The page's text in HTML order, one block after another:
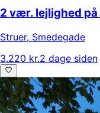
2 vær. lejlighed på
Struer, Smedegade
3.220 kr.2 dage siden